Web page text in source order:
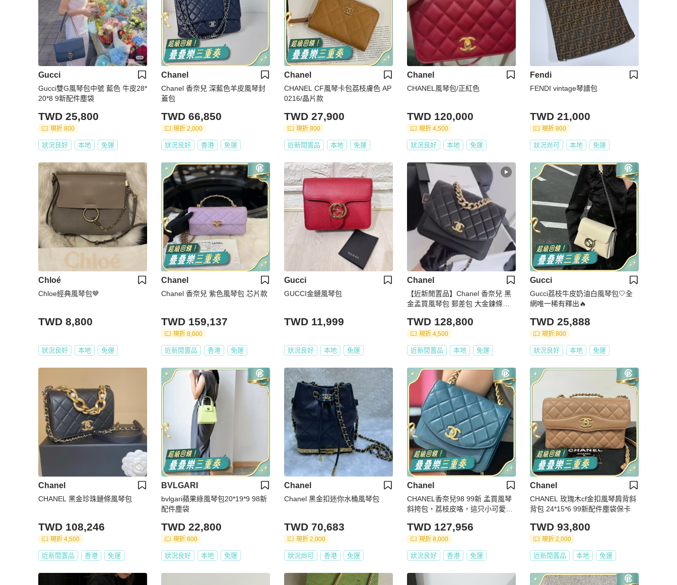
Gucci
Gucci雙G風琴包中號 藍色 牛皮28*
20*8 9新配件塵袋
TWD 25,800
現折 800
狀況良好 本地 免運
Chanel
Chanel 香奈兒 深藍色羊皮風琴封
蓋包
TWD 66,850
現折 2,000
狀況良好 香港 免運
Chanel
CHANEL CF風琴卡包荔枝膚色 AP
0216/晶片款
TWD 27,900
現折 800
近新閒置品 本地 免運
Chanel
CHANEL風琴包/正紅色
TWD 120,000
現折 4,500
狀況良好 本地 免運
Fendi
FENDI vintage琴譜包
TWD 21,000
現折 800
狀況尚可 本地 免運
Chloé
Chloe經典風琴包🤎
TWD 8,800
狀況良好 本地 免運
Chanel
Chanel 香奈兒 紫色風琴包 芯片款
TWD 159,137
現折 8,000
近新閒置品 香港 免運
Gucci
GUCCI金鏈風琴包
TWD 11,999
狀況良好 本地 免運
Chanel
【近新閒置品】Chanel 香奈兒 黑
金孟買風琴包 郵差包 大金鍊條手
TWD 128,800
現折 4,500
近新閒置品 本地 免運
Gucci
Gucci荔枝牛皮奶油白風琴包🤍全
網唯一稀有釋出🔥
TWD 25,888
現折 800
狀況良好 本地 免運
Chanel
CHANEL 黑金珍珠鏈條風琴包
TWD 108,246
現折 4,500
近新閒置品 香港 免運
BVLGARI
bvlgari蘋果綠風琴包20*19*9 98新
配件塵袋
TWD 22,800
現折 800
狀況良好 本地 免運
Chanel
Chanel 黑金扣迷你水桶風琴包
TWD 70,683
現折 2,000
狀況尚可 香港 免運
Chanel
CHANEL香奈兒98 99新 孟買風琴
斜挎包，荔枝皮咯，這只小可愛集
TWD 127,956
現折 8,000
狀況良好 香港 免運
Chanel
CHANEL 玫瑰木cf金扣風琴肩背斜
背包 24*15*6 99新配件塵袋保卡
TWD 93,800
現折 2,000
近新閒置品 本地 免運